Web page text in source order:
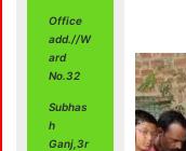
Office
add.//W
ard
No.32
Subhas
h
Ganj,3r